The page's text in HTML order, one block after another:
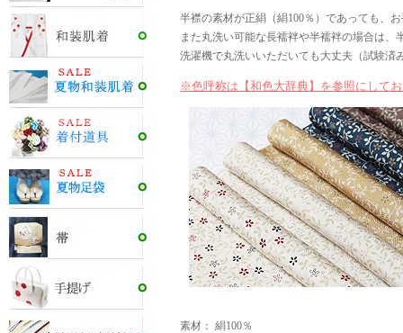
半襟の素材が正絹（絹100％）であっても、
また丸洗い可能な長襦袢や半襦袢の場合は、
洗濯機で丸洗いいただいても大丈夫（試験済
※色呼称は【和色大辞典】を参照にして
素材： 絹100％